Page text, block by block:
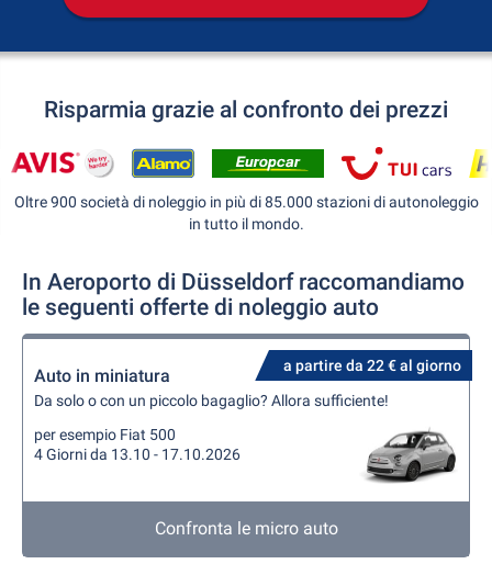
Risparmia grazie al confronto dei prezzi
Oltre 900 società di noleggio in più di 85.000 stazioni di autonoleggio
in tutto il mondo.
In Aeroporto di Düsseldorf raccomandiamo
le seguenti offerte di noleggio auto
a partire da 22 € al giorno
Auto in miniatura
Da solo o con un piccolo bagaglio? Allora sufficiente!
per esempio Fiat 500
4 Giorni da 13.10 - 17.10.2026
Confronta le micro auto